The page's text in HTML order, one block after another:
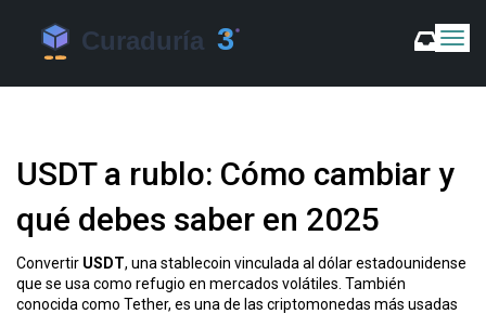
C
m
r
o
e
USDT a rublo: Cómo cambiar y
qué debes saber en 2025
Convertir USDT, una stablecoin vinculada al dólar estadounidense
que se usa como refugio en mercados volátiles . También
conocida como Tether, es una de las criptomonedas más usadas